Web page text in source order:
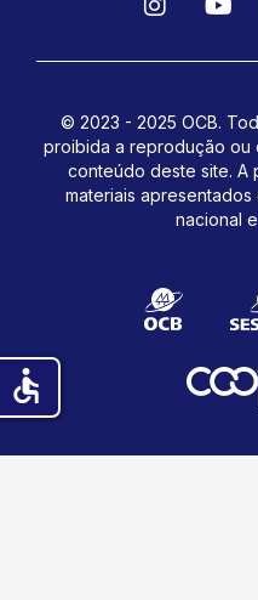
© 2023 - 2025 OCB.
proibida a reprodução ou
conteúdo deste site. A
materiais
nacional
accessible